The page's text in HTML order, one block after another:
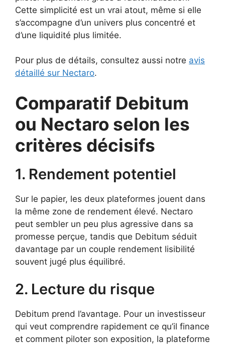
Cette simplicité est un vrai atout, même si elle
s’accompagne d’un univers plus concentré et
d’une liquidité plus limitée.
Pour plus de détails, consultez aussi notre avis
détaillé sur Nectaro.
Comparatif Debitum
ou Nectaro selon les
critères décisifs
1. Rendement potentiel
Sur le papier, les deux plateformes jouent dans
la même zone de rendement élevé. Nectaro
peut sembler un peu plus agressive dans sa
promesse perçue, tandis que Debitum séduit
davantage par un couple rendement lisibilité
souvent jugé plus équilibré.
2. Lecture du risque
Debitum prend l’avantage. Pour un investisseur
qui veut comprendre rapidement ce qu’il finance
et comment piloter son exposition, la plateforme